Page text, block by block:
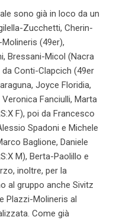
sono già in loco da un
Zucchetti, Cherin-
(49er),
Bressani-Micol (Nacra
Conti-Clapcich (49er
Joyce Floridia,
Fanciulli, Marta
F), poi da Francesco
Spadoni e Michele
Baglione, Daniele
M), Berta-Paolillo e
inoltre, per la
al gruppo anche Sivitz
Plazzi-Molineris al
Come già